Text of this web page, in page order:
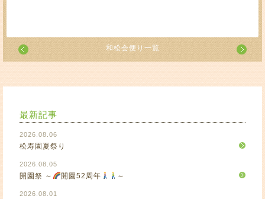
和松会便り一覧
最新記事
2026.08.06
松寿園夏祭り
2026.08.05
開園祭 ～ 開園52周年 ～
2026.08.01